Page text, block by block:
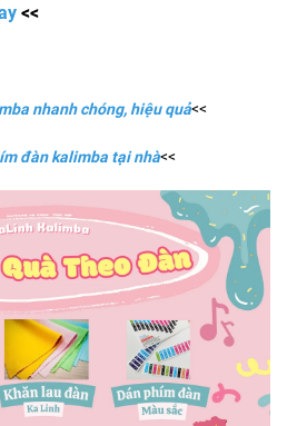
<<
nhanh chóng, hiệu quả<<
đàn kalimba tại nhà<<